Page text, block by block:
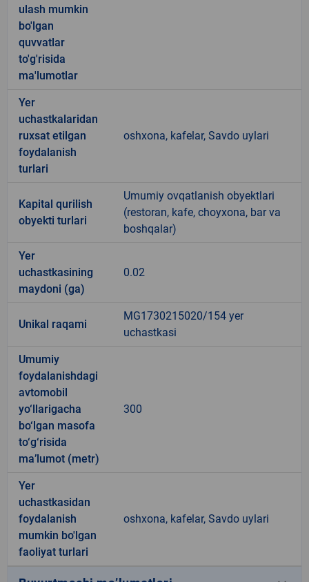
ulash mumkin
bo'lgan
quvvatlar
to'g'risida
ma'lumotlar
Yer
uchastkalaridan
ruxsat etilgan
foydalanish
turlari
oshxona, kafelar, Savdo uylari
Kapital qurilish
obyekti turlari
Umumiy ovqatlanish obyektlari
(restoran, kafe, choyxona, bar va
boshqalar)
Yer
uchastkasining
maydoni (ga)
0.02
Unikal raqami
MG1730215020/154 yer
uchastkasi
Umumiy
foydalanishdagi
avtomobil
yo‘llarigacha
bo‘lgan masofa
to‘g‘risida
ma’lumot (metr)
300
Yer
uchastkasidan
foydalanish
mumkin bo'lgan
faoliyat turlari
oshxona, kafelar, Savdo uylari